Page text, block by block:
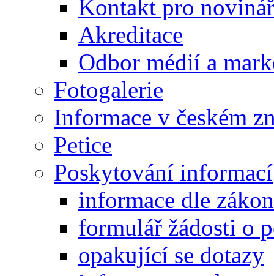
Kontakt pro
Akreditace
Odbor médií a
Fotogalerie
Informace v českém
Petice
Poskytování informací
informace dle
formulář žádosti o
opakující se dotazy